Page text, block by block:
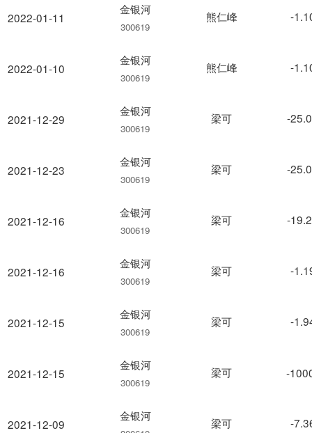
2022-01-11
2022-01-10
2021-12-29
2021-12-23
2021-12-16
2021-12-16
2021-12-15
2021-12-15
2021-12-09
金银河
300619
熊仁峰 -
金银河
300619
熊仁峰 -
金银河
300619
梁可 -
金银河
300619
梁可 -
金银河
300619
梁可 -
金银河
300619
梁可 -
金银河
300619
梁可 -
金银河
300619
梁可 -
金银河 梁可 -